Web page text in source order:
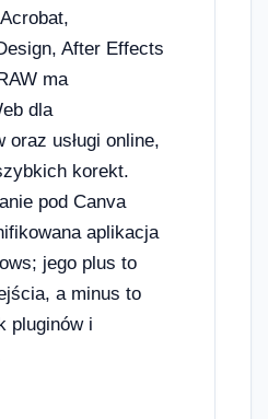
After Effects
ma
dla
oraz usługi online,
korekt.
pod Canva
aplikacja
jego plus to
a minus to
pluginów i